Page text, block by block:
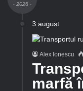
- 2026 -
3 august
Alex Ionescu
marfă